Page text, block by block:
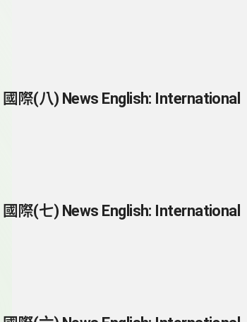
際(八) News English: International
際(七) News English: International